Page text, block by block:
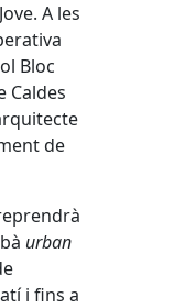
A les
Bloc
Caldes
de
urban
i fins a